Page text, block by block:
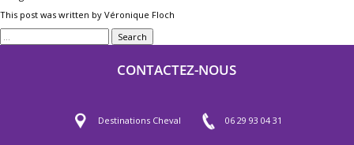
This post was written by Véronique Floch
Search
CONTACTEZ-NOUS
Destinations Cheval 06 29 93 04 31